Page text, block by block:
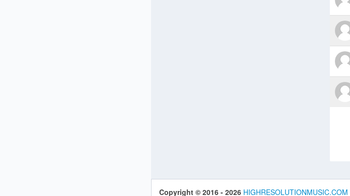
Copyright © 2016 - 2026 HIGHRESOLUTIONMUSIC.COM